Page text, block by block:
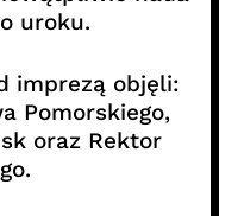
uroku.
imprezą objęli:
Pomorskiego,
oraz Rektor